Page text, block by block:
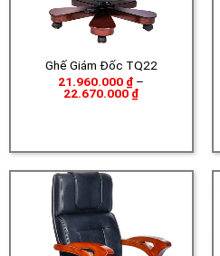
Ghế Giám Đốc TQ22
21.960.000 ₫ –
22.670.000₫Khoảng
22.670.000 ₫